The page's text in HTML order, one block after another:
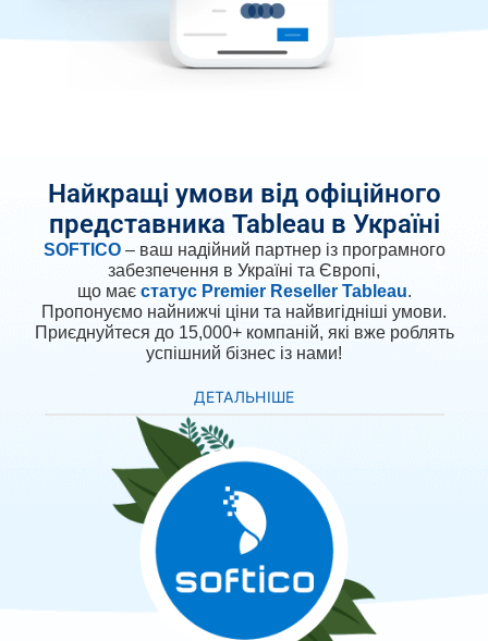
Найкращі умови від офіційного
представника Tableau в Україні
SOFTICO– ваш надійний партнер із програмного
забезпечення в Україні та Європі,
що має статус Premier Reseller Tableau.
Пропонуємо найнижчі ціни та найвигідніші умови.
Приєднуйтеся до 15,000+ компаній, які вже роблять
успішний бізнес із нами!
ДЕТАЛЬНІШЕ